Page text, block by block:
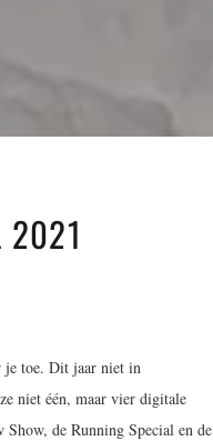
2021
je toe. Dit jaar niet in
niet één, maar vier digitale
Show, de Running Special en de